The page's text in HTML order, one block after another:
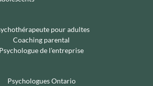
pour adultes
Coaching parental
Psychologue de l'entreprise
Psychologues Ontario